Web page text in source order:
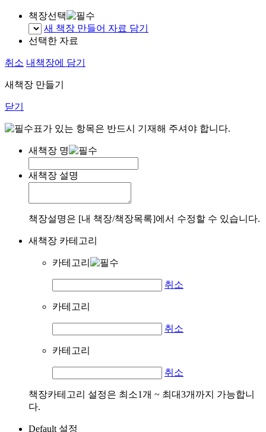
책장선택
새 책장 만들어 자료 담기
선택한 자료
취소 내책장에 담기
새책장 만들기
닫기
표가 있는 항목은 반드시 기재해 주셔야 합니다.
새책장 명
새책장 설명
책장설명은 [내 책장/책장목록]에서 수정할 수 있습니다.
새책장 카테고리
카테고리
취소
카테고리
취소
카테고리
취소
책장카테고리 설정은 최소1개 ~ 최대3개까지 가능합니
다.
Default 설정